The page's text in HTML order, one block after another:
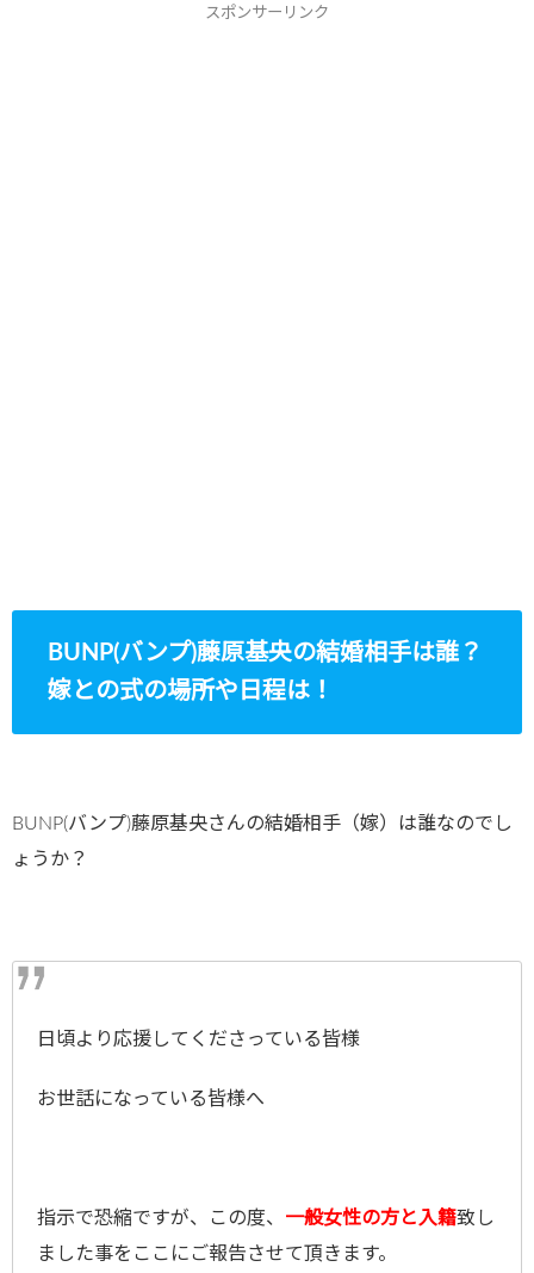
スポンサーリンク
BUNP(バンプ)藤原基央の結婚相手は誰？
嫁との式の場所や日程は！
BUNP(バンプ)藤原基央さんの結婚相手（嫁）は誰なのでし
ょうか？
日頃より応援してくださっている皆様
お世話になっている皆様へ
指示で恐縮ですが、この度、 一般女性の方と入籍致し
ました事をここにご報告させて頂きます。